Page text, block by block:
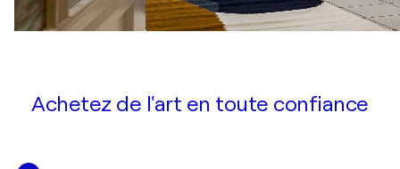
Achetez de l'art en toute confiance